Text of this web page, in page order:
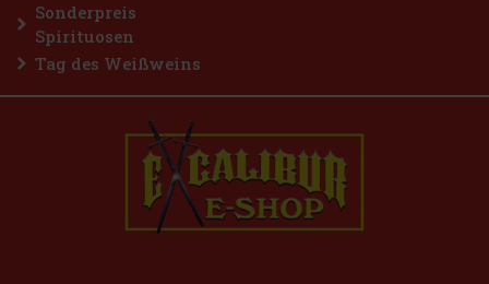
Sonderpreis
Spirituosen
Tag des Weißweins